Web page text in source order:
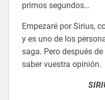
primos segundos…
Empezaré por Sirius,
y es uno de los
saga. Pero después
saber vuestra opinión.